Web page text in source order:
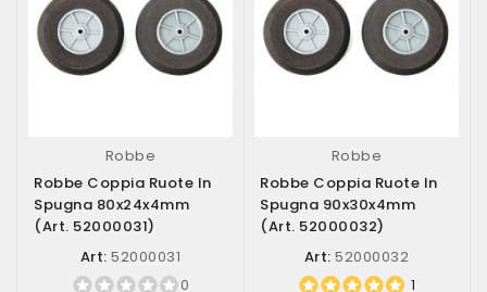
Robbe
Robbe Coppia Ruote In
Spugna 80x24x4mm
(art. 52000031)
Art: 52000031
0
Robbe
Robbe Coppia Ruote In
Spugna 90x30x4mm
(art. 52000032)
Art: 52000032
1